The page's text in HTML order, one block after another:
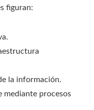
figuran:
la información.
mediante procesos